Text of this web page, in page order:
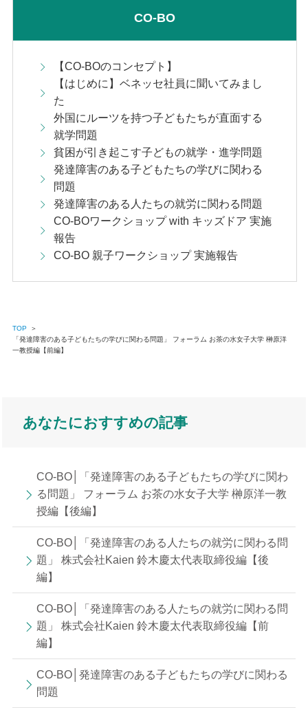
CO-BO
【CO-BOのコンセプト】
【はじめに】ベネッセ社員に聞いてみまし
た
外国にルーツを持つ子どもたちが直面する
就学問題
貧困が引き起こす子どもの就学・進学問題
発達障害のある子どもたちの学びに関わる
問題
発達障害のある人たちの就労に関わる問題
CO-BOワークショップ with キッズドア 実施
報告
CO-BO 親子ワークショップ 実施報告
TOP
＞
「発達障害のある子どもたちの学びに関わる問題」 フォーラム お茶の水女子大学 榊原洋
一教授編【前編】
あなたにおすすめの記事
CO-BO│「発達障害のある子どもたちの学びに関わ
る問題」 フォーラム お茶の水女子大学 榊原洋一教
授編【後編】
CO-BO│「発達障害のある人たちの就労に関わる問
題」 株式会社Kaien 鈴木慶太代表取締役編【後
編】
CO-BO│「発達障害のある人たちの就労に関わる問
題」 株式会社Kaien 鈴木慶太代表取締役編【前
編】
CO-BO│発達障害のある子どもたちの学びに関わる
問題